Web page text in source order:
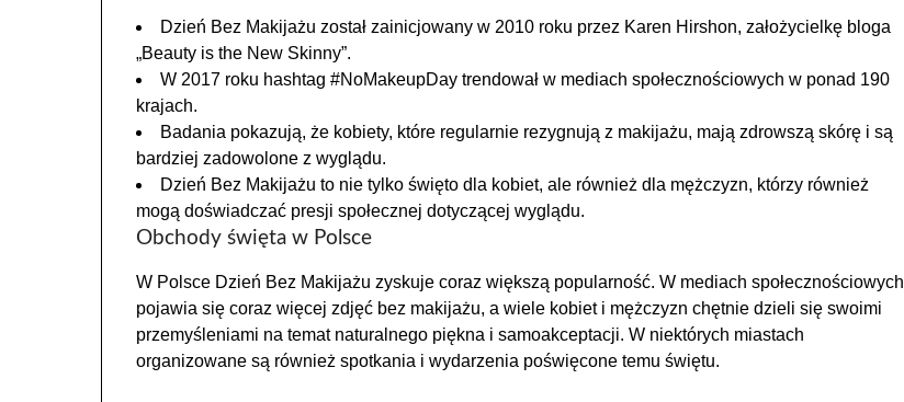
Dzień Bez Makijażu został zainicjowany w 2010 roku przez Karen Hirshon, założycielkę bloga
„Beauty is the New Skinny”.
W 2017 roku hashtag #NoMakeupDay trendował w mediach społecznościowych w ponad 190
krajach.
Badania pokazują, że kobiety, które regularnie rezygnują z makijażu, mają zdrowszą skórę i są
bardziej zadowolone z wyglądu.
Dzień Bez Makijażu to nie tylko święto dla kobiet, ale również dla mężczyzn, którzy również
mogą doświadczać presji społecznej dotyczącej wyglądu.
Obchody święta w Polsce
W Polsce Dzień Bez Makijażu zyskuje coraz większą popularność. W mediach społecznościowych
pojawia się coraz więcej zdjęć bez makijażu, a wiele kobiet i mężczyzn chętnie dzieli się swoimi
przemyśleniami na temat naturalnego piękna i samoakceptacji. W niektórych miastach
organizowane są również spotkania i wydarzenia poświęcone temu świętu.